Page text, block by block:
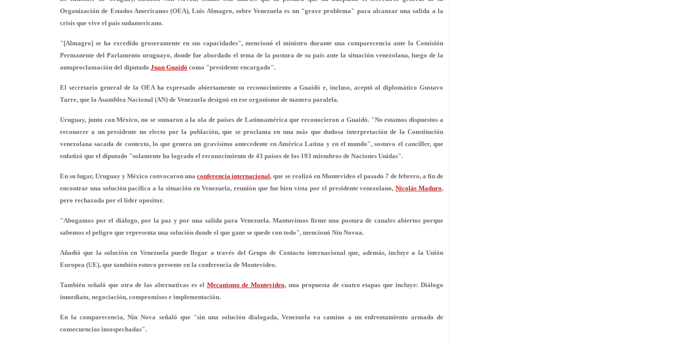
Organización de Estados Americanos (OEA), Luis Almagro, sobre Venezuela es un "grave problema" para alcanzar una salida a la
crisis que vive el país sudamericano.
"[Almagro] se ha excedido groseramente en sus capacidades", mencionó el ministro durante una comparecencia ante la Comisión
Permanente del Parlamento uruguayo, donde fue abordado el tema de la postura de su país ante la situación venezolana, luego de la
autoproclamación del diputado Juan Guaidó como "presidente encargado".
El secretario general de la OEA ha expresado abiertamente su reconocimiento a Guaidó e, incluso, aceptó al diplomático Gustavo
Tarre, que la Asamblea Nacional (AN) de Venezuela designó en ese organismo de manera paralela.
Uruguay, junto con México, no se sumaron a la ola de países de Latinoamérica que reconocieron a Guaidó. "No estamos dispuestos a
reconocer a un presidente no electo por la población, que se proclama en una más que dudosa interpretación de la Constitución
venezolana sacada de contexto, lo que genera un gravísimo antecedente en América Latina y en el mundo", sostuvo el canciller, que
enfatizó que el diputado "solamente ha logrado el reconocimiento de 43 países de los 193 miembros de Naciones Unidas".
En su lugar, Uruguay y México convocaron unaconferencia internacional, que se realizó en Montevideo el pasado 7 de febrero, a fin de
encontrar una solución pacífica a la situación en Venezuela, reunión que fue bien vista por el presidente venezolano,Nicolás Maduro,
pero rechazada por el líder opositor.
"Abogamos por el diálogo, por la paz y por una salida para Venezuela. Mantuvimos firme una postura de canales abiertos porque
sabemos el peligro que representa una solución donde el que gane se quede con todo", mencionó Nin Novoa.
Añadió que la solución en Venezuela puede llegar a través del Grupo de Contacto internacional que, además, incluye a la Unión
Europea (UE), que también estuvo presente en la conferencia de Montevideo.
También señaló que otra de las alternativas es el Mecanismo de Montevideo, una propuesta de cuatro etapas que incluye: Diálogo
inmediato, negociación, compromisos e implementación.
En la comparecencia, Nin Nova señaló que "sin una solución dialogada, Venezuela va camino a un enfrentamiento armado de
consecuencias insospechadas".